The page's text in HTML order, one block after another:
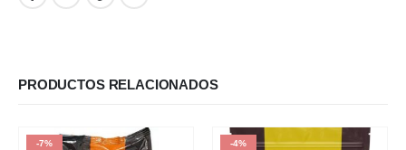
PRODUCTOS RELACIONADOS
-7% -4%